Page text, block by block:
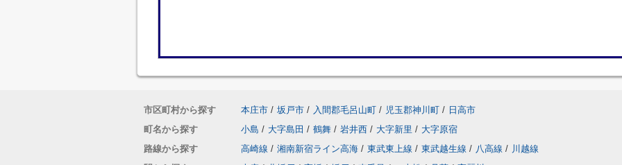
市区町村から探す 本庄市 / 坂戸市 / 入間郡毛呂山町 / 児玉郡神川町 / 日高市
町名から探す
小島 / 大字島田 / 鶴舞 / 岩井西 / 大字新里 / 大字原宿
路線から探す
高崎線 / 湘南新宿ライン高海 / 東武東上線 / 東武越生線 / 八高線 / 川越線